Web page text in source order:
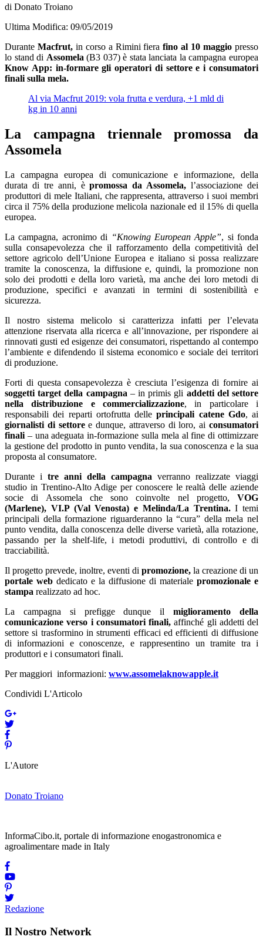
di Donato Troiano
Ultima Modifica: 09/05/2019
Durante Macfrut,in corso a Rimini fierafino al 10 maggio presso
lo stand di Assomela (B3 037) è stata lanciata la campagna europea
Know App: in-formare gli operatori di settore e i consumatori
finali sulla mela.
Al via Macfrut 2019: vola frutta e verdura, +1 mld di
kg in 10 anni
La campagna triennale promossa da
Assomela
La campagna europea di comunicazione e informazione, della
durata di tre anni, èpromossa da Assomela, l’associazione dei
produttori di mele Italiani, che rappresenta, attraverso i suoi membri
circa il 75% della produzione melicola nazionale ed il 15% di quella
europea.
La campagna, acronimo di “Knowing European Apple”, si fonda
sulla consapevolezza che il rafforzamento della competitività del
settore agricolo dell’Unione Europea e italiano si possa realizzare
tramite la conoscenza, la diffusione e, quindi, la promozione non
solo dei prodotti e della loro varietà, ma anche dei loro metodi di
produzione, specifici e avanzati in termini di sostenibilità e
sicurezza.
Il nostro sistema melicolo si caratterizza infatti per l’elevata
attenzione riservata alla ricerca e all’innovazione, per rispondere ai
rinnovati gusti ed esigenze dei consumatori, rispettando al contempo
l’ambiente e difendendo il sistema economico e sociale dei territori
di produzione.
Forti di questa consapevolezza è cresciuta l’esigenza di fornire ai
soggetti target della campagna – in primis gli addetti del settore
nella distribuzione e commercializzazione, in particolare i
responsabili dei reparti ortofrutta delleprincipali catene Gdo, ai
giornalisti di settoree dunque, attraverso di loro, ai consumatori
finali – una adeguata in-formazione sulla mela al fine di ottimizzare
la gestione del prodotto in punto vendita, la sua conoscenza e la sua
proposta al consumatore.
Durante i tre anni della campagna verranno realizzate viaggi
studio in Trentino-Alto Adige per conoscere le realtà delle aziende
socie di Assomela che sono coinvolte nel progetto, VOG
(Marlene), VI.P (Val Venosta) e Melinda/La Trentina.I temi
principali della formazione riguarderanno la “cura” della mela nel
punto vendita, dalla conoscenza delle diverse varietà, alla rotazione,
passando per la shelf-life, i metodi produttivi, di controllo e di
tracciabilità.
Il progetto prevede, inoltre, eventi di promozione, la creazione di un
portale web dedicato e la diffusione di materiale promozionale e
stampa realizzato ad hoc.
La campagna si prefigge dunque ilmiglioramento della
comunicazione verso i consumatori finali,affinché gli addetti del
settore si trasformino in strumenti efficaci ed efficienti di diffusione
di informazioni e conoscenze, e rappresentino un tramite tra i
produttori e i consumatori finali.
Per maggiori informazioni: www.assomelaknowapple.it
Condividi L'Articolo
L'Autore
Donato Troiano
InformaCibo.it, portale di informazione enogastronomica e
agroalimentare made in Italy
Redazione
Il Nostro Network